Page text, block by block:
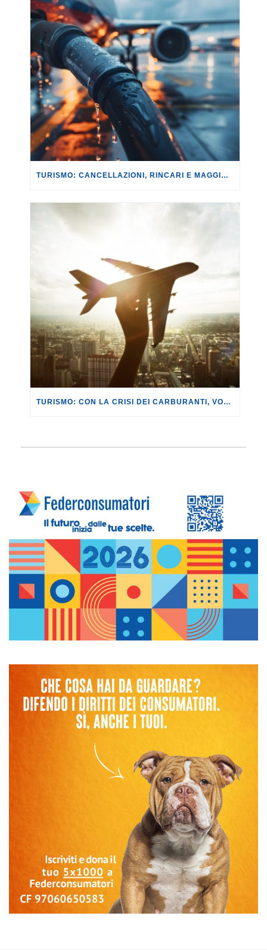
TURISMO: CANCELLAZIONI, RINCARI E MAGGIORAZIONI DI VOLI E PRENOTAZIONI.
TURISMO: CON LA CRISI DEI CARBURANTI, VOLI A RISCHIO CANCELLAZIONE O RINCARO.